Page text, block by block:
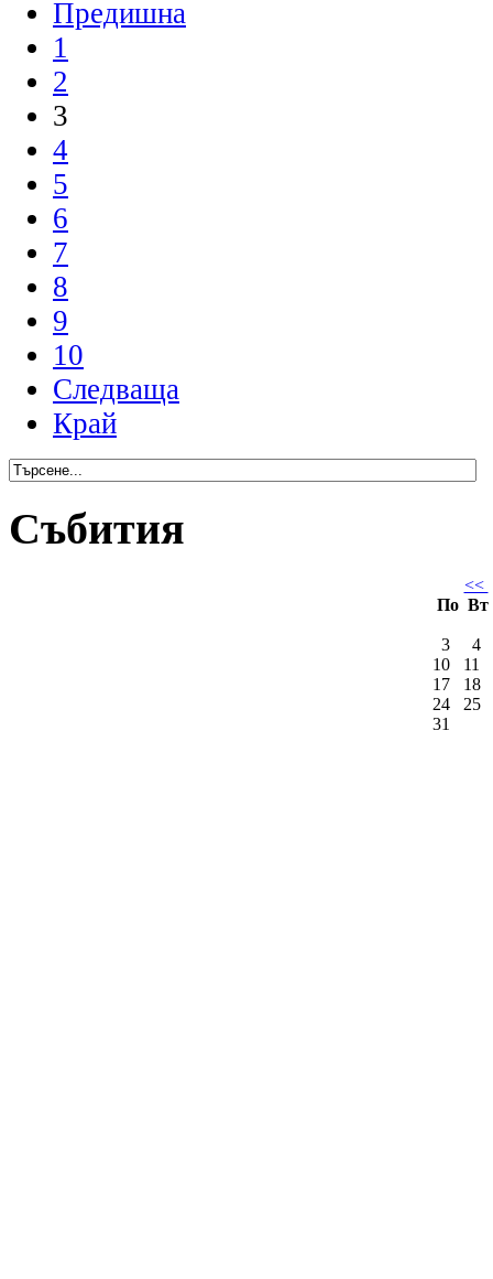
Предишна
1
2
3
4
5
6
7
8
9
10
Следваща
Край
Събития
<<
По Вт
3
4
10
11
17
18
24
25
31